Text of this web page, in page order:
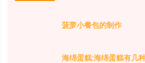
菠萝小餐包的制作
海绵蛋糕:海绵蛋糕有几